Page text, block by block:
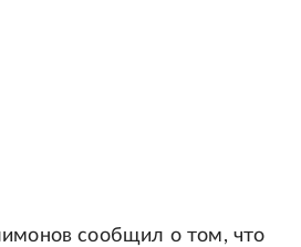
сообщил о том, что